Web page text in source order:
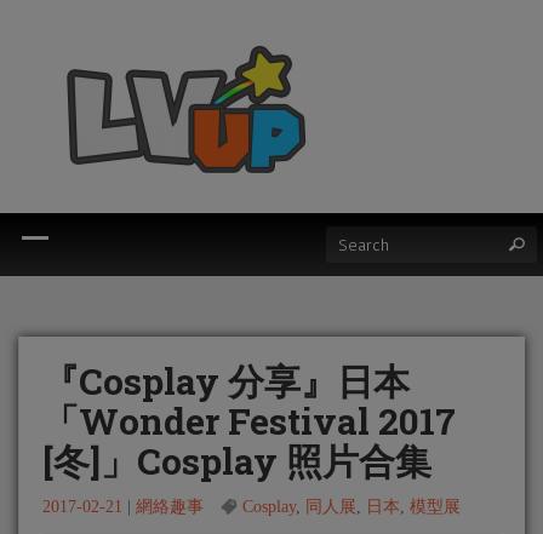
『Cosplay 分享』日本
「Wonder Festival 2017
[冬]」Cosplay 照片合集
2017-02-21 網絡趣事 Cosplay, 同人展, 日本, 模型展